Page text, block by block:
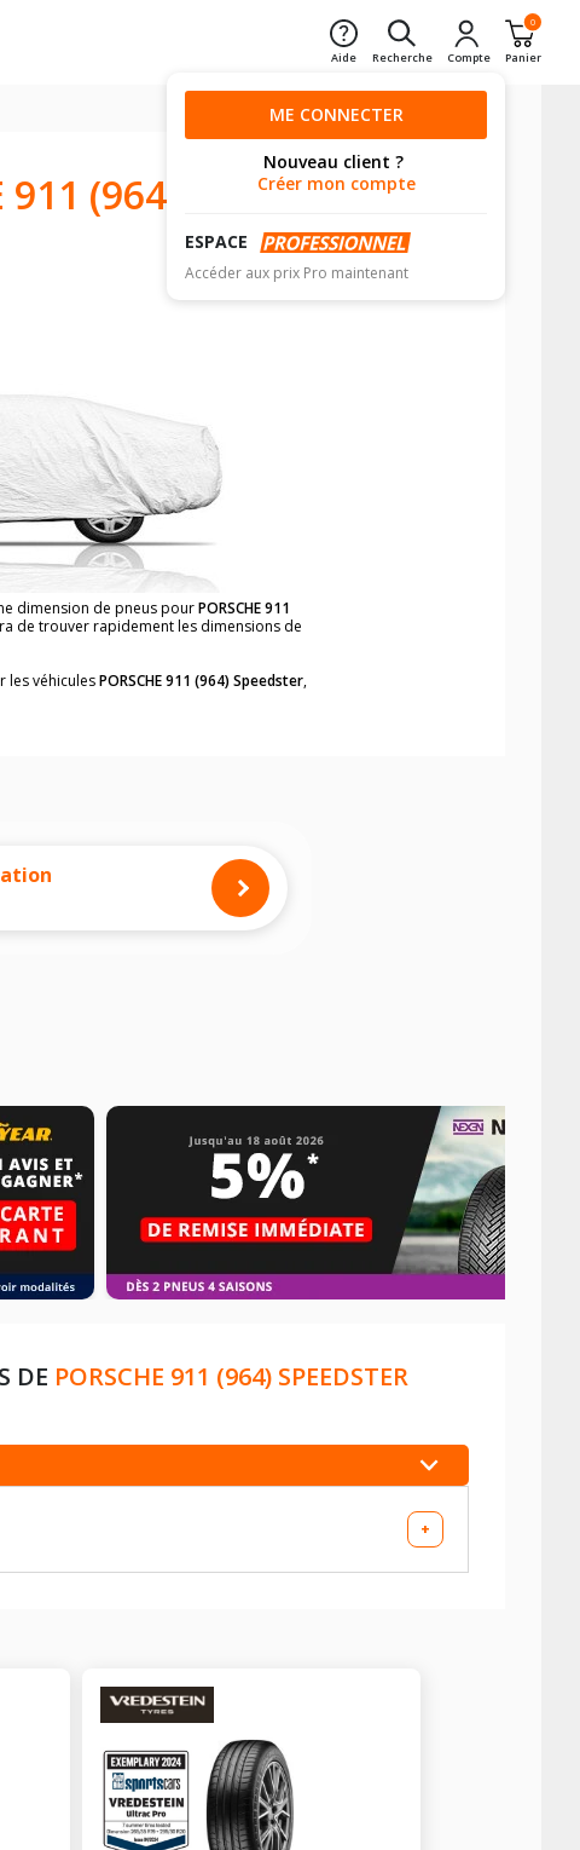
Aide Recherche Compte
0
Panier
ME CONNECTER
Nouveau client ?
Créer mon compte
ESPACE
Accéder aux prix Pro maintenant
911 (964)
dimension de pneus pourPORSCHE 911
de trouver rapidement les dimensions de
les véhiculesPORSCHE 911 (964) Speedster,
pneumatiques, dans le carnet de bord du
DE PORSCHE 911 (964) SPEEDSTER
+